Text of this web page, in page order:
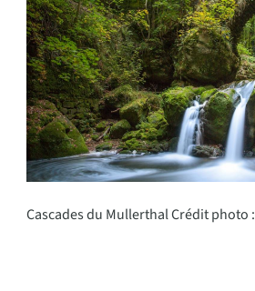
Cascades du Mullerthal Crédit photo :